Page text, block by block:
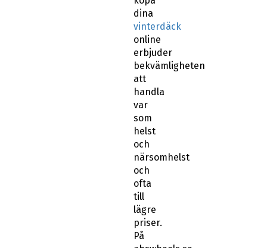
dina
vinterdäck
online
erbjuder
bekvämligheten
att
handla
var
som
helst
och
närsomhelst
och
ofta
till
lägre
priser.
På